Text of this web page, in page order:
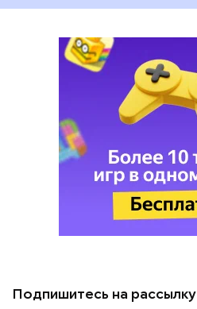
Подпишитесь на рассылку